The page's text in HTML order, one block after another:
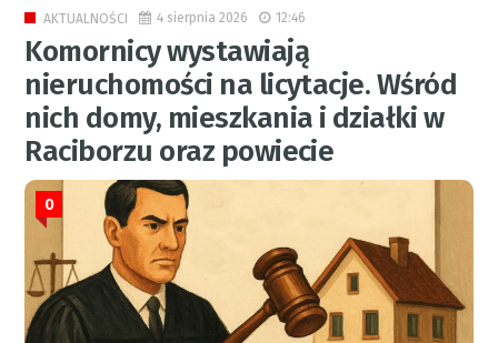
AKTUALNOŚCI 4 sierpnia 2026 12:46
Komornicy wystawiają
nieruchomości na licytacje. Wśród
nich domy, mieszkania i działki w
Raciborzu oraz powiecie
0